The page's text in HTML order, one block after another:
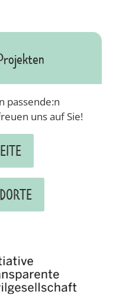
passende:n
uns auf Sie!